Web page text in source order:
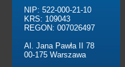
NIP: 522-000-21-10
KRS: 109043
REGON: 007026497
Al. Jana Pawła II 78
00-175 Warszawa